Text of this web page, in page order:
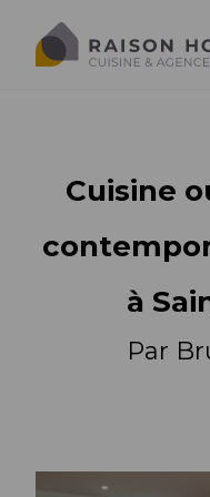
La cuisine équipée
Cuisine design
Accessoires
Agencements
Cuisine
à
Par